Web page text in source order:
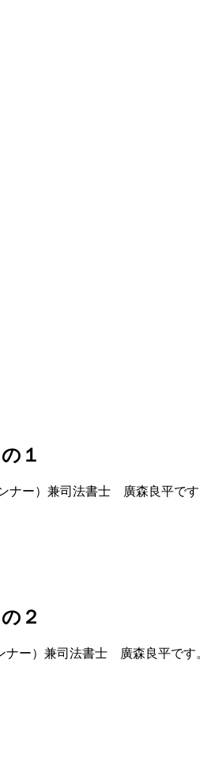
１
ナー）兼司法書士 廣森良平で
２
ー）兼司法書士 廣森良平で